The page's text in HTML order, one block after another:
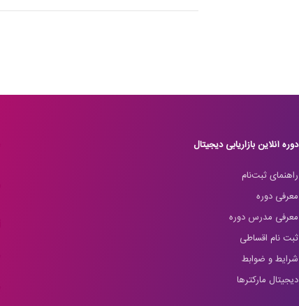
دوره آنلاین بازاریابی دیجیتال
راهنمای ثبت‌نام
معرفی دوره
معرفی مدرس دوره
ثبت نام اقساطی
شرایط و ضوابط
دیجیتال مارکترها